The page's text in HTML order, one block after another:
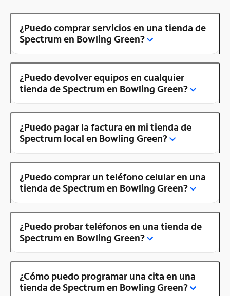
¿Puedo comprar servicios en una tienda de
Spectrum en Bowling Green?
¿Puedo devolver equipos en cualquier
tienda de Spectrum en Bowling Green?
¿Puedo pagar la factura en mi tienda de
Spectrum local en Bowling Green?
¿Puedo comprar un teléfono celular en una
tienda de Spectrum en Bowling Green?
¿Puedo probar teléfonos en una tienda de
Spectrum en Bowling Green?
¿Cómo puedo programar una cita en una
tienda de Spectrum en Bowling Green?